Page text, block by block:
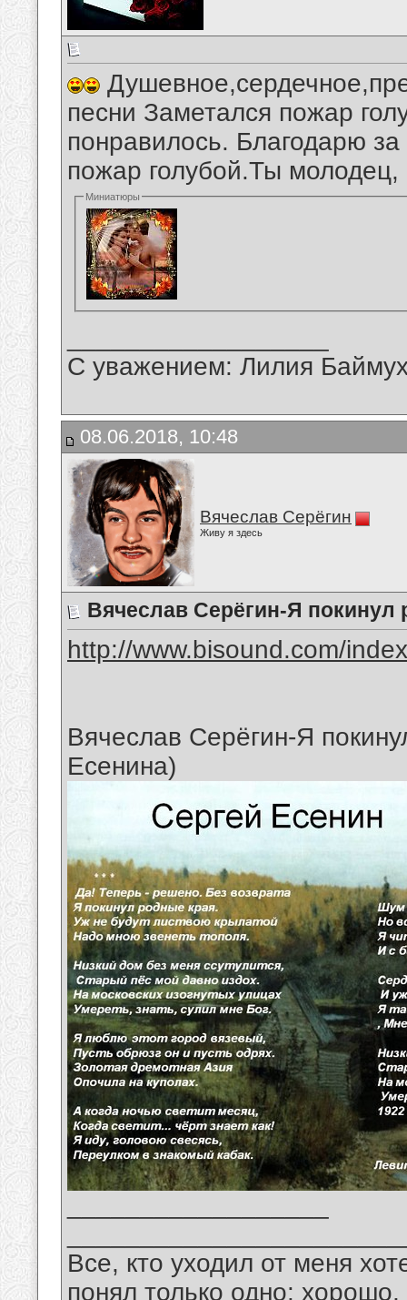
песни Заметался пожар
понравилось. Благодарю
пожар голубой.Ты молодец,
Миниатюры
С уважением: Лилия
08.06.2018, 10:48
Вячеслав Серёгин
Живу я здесь
Вячеслав Серёгин-Я покинул
http://www.bisound.com/
Вячеслав Серёгин-Я
Есенина)
Все, кто уходил от меня
понял только одно: